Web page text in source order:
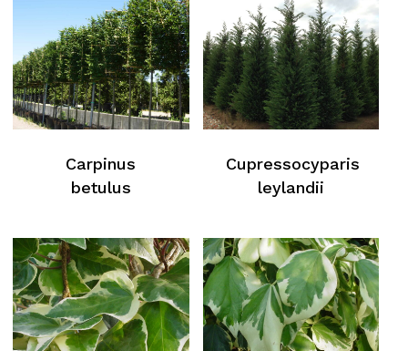
Carpinus
betulus
Cupressocyparis
leylandii